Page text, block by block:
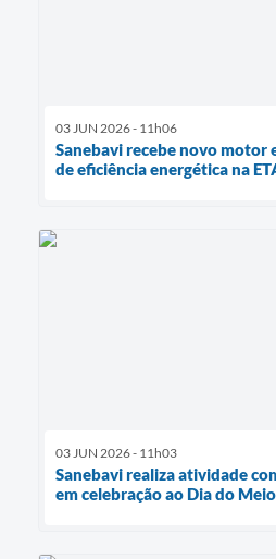
03 JUN 2026 - 11h06
Sanebavi recebe novo motor
de eficiência energética na
03 JUN 2026 - 11h03
Sanebavi realiza atividade
em celebração ao Dia do